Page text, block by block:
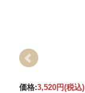
価格:3,520円(税込)